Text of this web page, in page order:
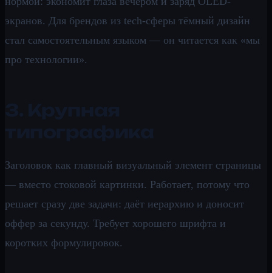
экранов. Для брендов из tech-сферы тёмный дизайн
стал самостоятельным языком — он читается как «мы
про технологии».
Заголовок как главный визуальный элемент страницы
— вместо стоковой картинки. Работает, потому что
решает сразу две задачи: даёт иерархию и доносит
оффер за секунду. Требует хорошего шрифта и
коротких формулировок.